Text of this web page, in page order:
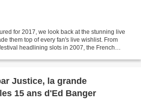
for 2017, we look back at the stunning live
them top of every fan's live wishlist. From
headlining slots in 2007, the French
Justice, la grande
15 ans d'Ed Banger